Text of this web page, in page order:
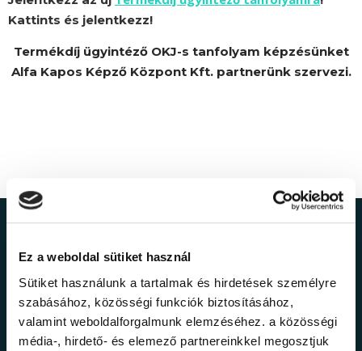
Ez a weboldal sütiket használ
Sütiket használunk a tartalmak és hirdetések személyre
szabásához, közösségi funkciók biztosításához,
valamint weboldalforgalmunk elemzéséhez. a közösségi
média-, hirdető- és elemező partnereinkkel megosztjuk
Kattints és jelentkezz!
Termékdíj ügyintéző OKJ-s tanfolyam képzésünket
Alfa Kapos Képző Központ Kft. partnerünk szervezi.
Ne maradj le a
legfrissebb
információkról!